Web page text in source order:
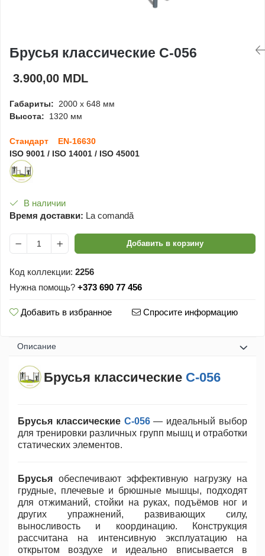
Детские столики и
скамейки
Оборудование для
садов
Брусья классические C-056
3.900,00 MDL
Габариты: 2000 x 648 мм
Высота: 1320 мм
Стандарт EN-16630
ISO 9001 / ISO 14001 / ISO 45001
В наличии
Время доставки: La comandă
Добавить в корзину
Код коллекции: 2256
Нужна помощь? +373 690 77 456
Добавить в избранное Спросите информацию
Oписание
Брусья классические С-056
Брусья классические С-056 — идеальный выбор
для тренировки различных групп мышц и отработки
статических элементов.
Брусья обеспечивают эффективную нагрузку на
грудные, плечевые и брюшные мышцы, подходят
для отжиманий, стойки на руках, подъёмов ног и
других упражнений, развивающих силу,
выносливость и координацию. Конструкция
рассчитана на интенсивную эксплуатацию на
открытом воздухе и идеально вписывается в